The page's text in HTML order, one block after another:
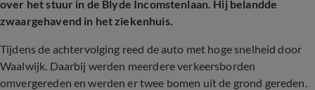
over het stuur in de Blyde Incomstenlaan. Hij belandde
zwaargehavend in het ziekenhuis.
Tijdens de achtervolging reed de auto met hoge snelheid door
Waalwijk. Daarbij werden meerdere verkeersborden
omvergereden en werden er twee bomen uit de grond gereden.